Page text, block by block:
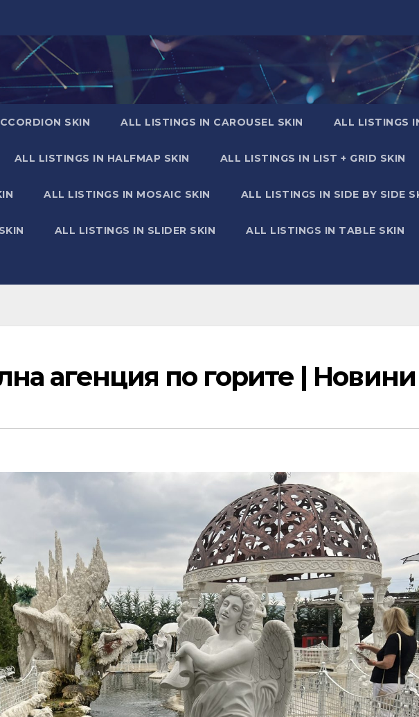
SKIN ALL LISTINGS IN CAROUSEL SKIN ALL LISTINGS
ALL LISTINGS IN HALFMAP SKIN ALL LISTINGS IN LIST + GRID SKIN
ALL LISTINGS IN MOSAIC SKIN ALL LISTINGS IN SIDE BY SIDE
ALL LISTINGS IN SLIDER SKIN ALL LISTINGS IN TABLE SKIN
агенция по горите | Новини